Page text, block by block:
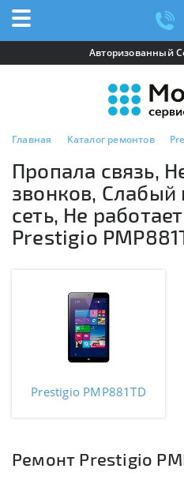
Авторизованный
Главная Каталог ремонтов
Пропала связь,
звонков, Слабый
сеть, Не
Prestigio
Prestigio PMP881TD
Ремонт Prestigio